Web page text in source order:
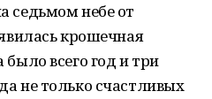
седьмом небе от
крошечная
было всего год и три
не только счастливых